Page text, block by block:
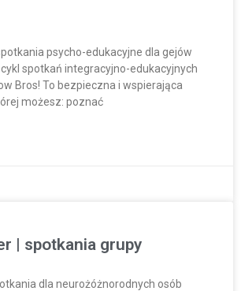
psycho-edukacyjne dla gejów
spotkań integracyjno-edukacyjnych
Bros! To bezpieczna i wspierająca
możesz: poznać
| spotkania grupy
dla neurożóżnorodnych osób